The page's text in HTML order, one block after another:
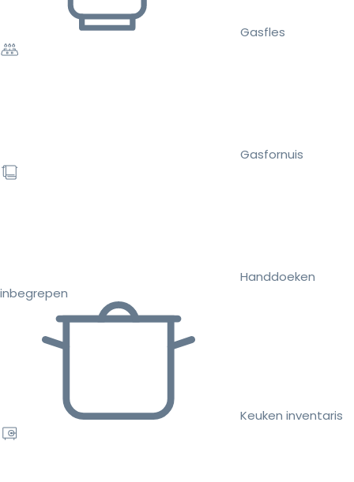
Gasfles
Gasfornuis
Handdoeken
inbegrepen
Keuken inventaris